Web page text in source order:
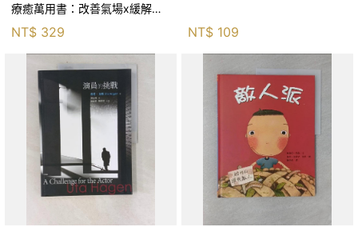
療癒萬用書：改善氣場x緩解疼
痛x穩定身心x增加財富x促進人
緣，250種水晶礦石給你最完整
的生活對策_菲利
NT$ 329 NT$ 109